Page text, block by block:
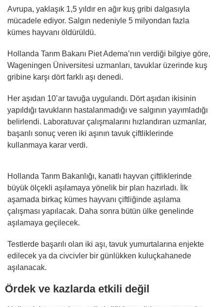
Avrupa, yaklaşık 1,5 yıldır en ağır kuş gribi dalgasıyla
mücadele ediyor. Salgın nedeniyle 5 milyondan fazla
kümes hayvanı öldürüldü.
Hollanda Tarım Bakanı Piet Adema’nın verdiği bilgiye göre,
Wageningen Üniversitesi uzmanları, tavuklar üzerinde kuş
gribine karşı dört farklı aşı denedi.
Her aşıdan 10’ar tavuğa uygulandı. Dört aşıdan ikisinin
yapıldığı tavukların hastalanmadığı ve salgının yayımladığı
belirlendi. Laboratuvar çalışmalarını hızlandıran uzmanlar,
başarılı sonuç veren iki aşının tavuk çiftliklerinde
kullanmaya karar verdi.
Hollanda Tarım Bakanlığı, kanatlı hayvan çiftliklerinde
büyük ölçekli aşılamaya yönelik bir plan hazırladı. İlk
aşamada birkaç kümes hayvanı çiftliğinde aşılama
çalışması yapılacak. Daha sonra bütün ülke genelinde
aşılamaya geçilecek.
Testlerde başarılı olan iki aşı, tavuk yumurtalarına enjekte
edilecek ya da civcivler bir günlükken kuluçkahanede
aşılanacak.
Ördek ve kazlarda etkili değil